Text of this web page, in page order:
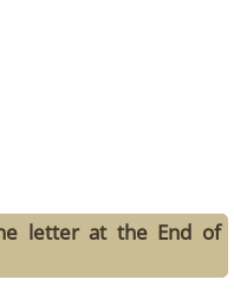
letter at the End of